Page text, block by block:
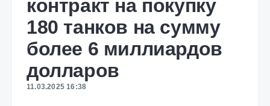
контракт на покупку
180 танков на сумму
более 6 миллиардов
долларов
11.03.2025 16:38